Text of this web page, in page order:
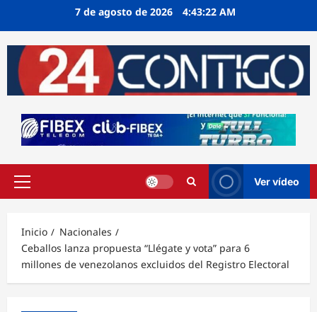
7 de agosto de 2026 4:43:23 AM
Menú
Ver vídeo
Inicio
Nacionales
Ceballos lanza propuesta “Llégate y vota” para 6
millones de venezolanos excluidos del Registro Electoral